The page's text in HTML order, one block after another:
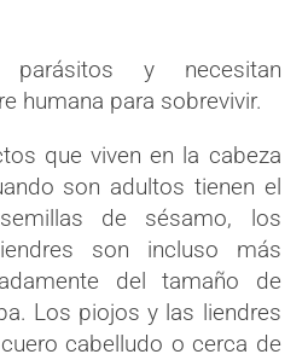
y necesitan
humana para sobrevivir.
que viven en la cabeza
son adultos tienen el
de sésamo, los
son incluso más
del tamaño de
Los piojos y las liendres
cabelludo o cerca de